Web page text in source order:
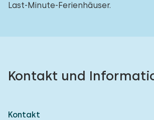
Last-Minute-Ferienhäuser.
Kontakt und
Kontakt